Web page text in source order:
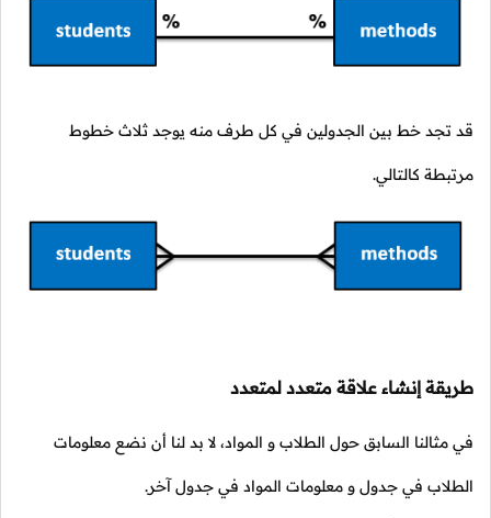
قد تجد خط بين الجدولين في كل طرف منه يوجد ثلاث خطوط
مرتبطة كالتالي.
طريقة إنشاء علاقة متعدد لمتعدد
في مثالنا السابق حول الطلاب و المواد، لا بد لنا أن نضع معلومات
الطلاب في جدول و معلومات المواد في جدول آخر.